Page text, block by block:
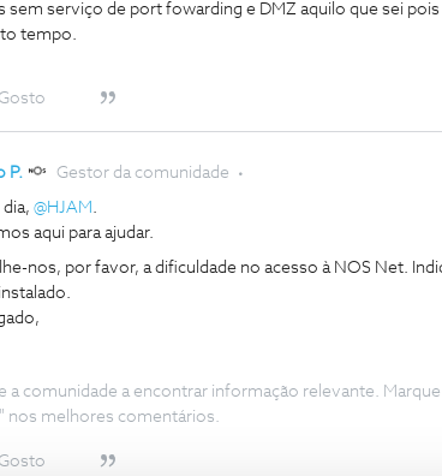
sem serviço de port fowarding e DMZ aquilo que sei
tempo.
P. Gestor da comunidade
@HJAM .
aqui para ajudar.
nos, por favor, a dificuldade no acesso à NOS Net.
a comunidade a encontrar informação relevante.
nos melhores comentários.